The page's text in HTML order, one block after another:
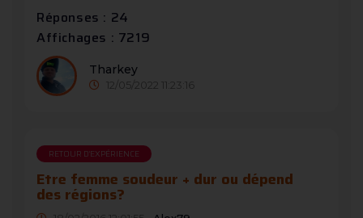
Réponses : 24
Affichages : 7219
Tharkey
12/05/2022 11:23:16
RETOUR D'EXPÉRIENCE
Etre femme soudeur + dur ou dépend
des régions?